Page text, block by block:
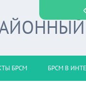
БРСМ БРСМ В